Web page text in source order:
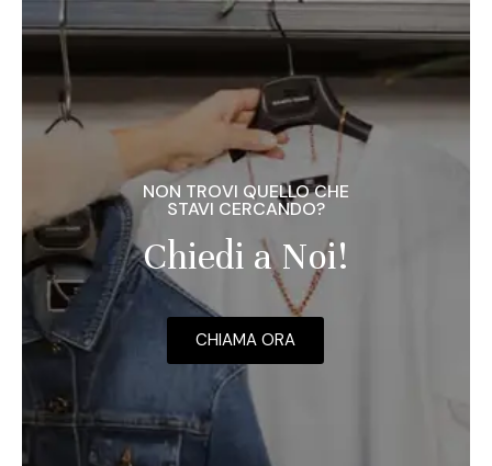
NON TROVI QUELLO CHE
STAVI CERCANDO?
Chiedi a Noi!
CHIAMA ORA